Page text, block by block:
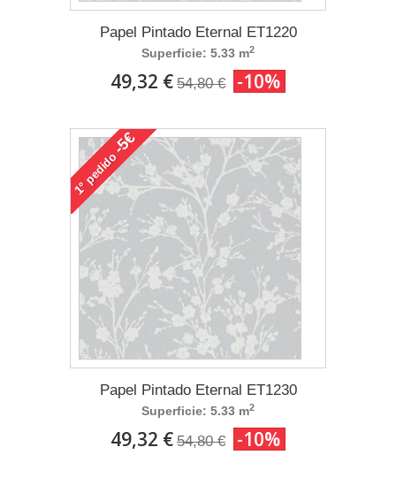
Papel Pintado Eternal ET1220
Superficie: 5.33 m2
49,32 € 54,80 € -10%
1°
pedido
-5€
Papel Pintado Eternal ET1230
Superficie: 5.33 m2
49,32 € 54,80 € -10%